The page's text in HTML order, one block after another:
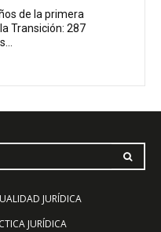
de la primera
Transición: 287
JURÍDICA
JURÍDICA